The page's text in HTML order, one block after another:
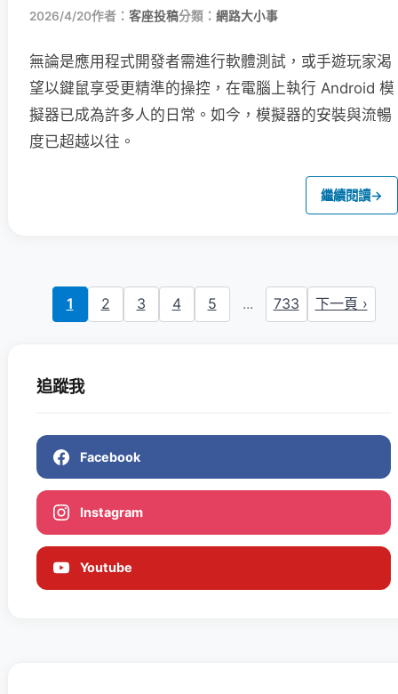
2026/4/20作者： 客座投稿分類： 網路大小事
無論是應用程式開發者需進行軟體測試，或手遊玩家渴
望以鍵鼠享受更精準的操控，在電腦上執行 Android 模
擬器已成為許多人的日常。如今，模擬器的安裝與流暢
度已超越以往。
繼續閱讀→
1 2 3 4 5 ... 733 下一頁 ›
追蹤我
Facebook
Instagram
Youtube